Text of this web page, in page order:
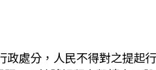
處分，人民不得對之提起